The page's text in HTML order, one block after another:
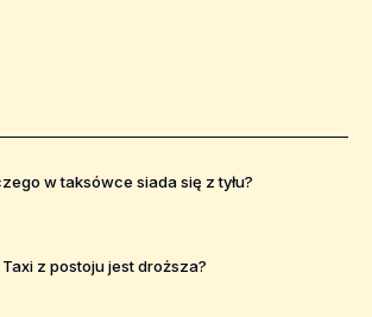
w taksówce siada się z tyłu?
z postoju jest droższa?